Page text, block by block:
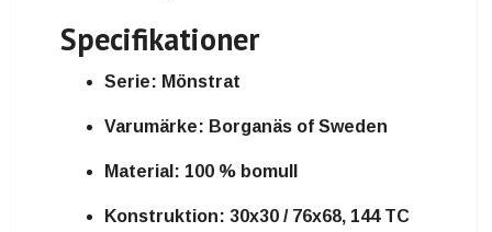
Specifikationer
Serie: Mönstrat
Varumärke: Borganäs of Sweden
Material: 100 % bomull
Konstruktion: 30x30 / 76x68, 144 TC